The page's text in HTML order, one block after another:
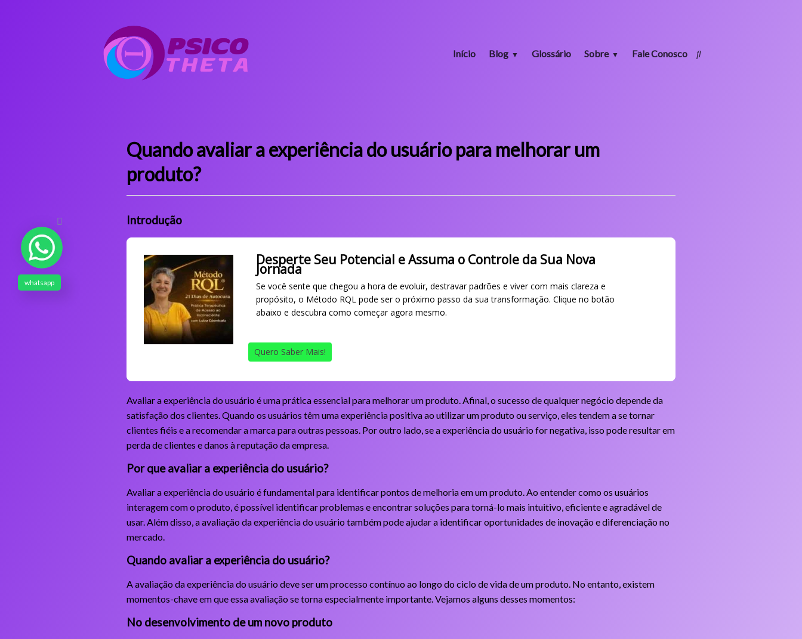
Início Blog Glossário Sobre Fale Conosco
Quando avaliar a experiência do usuário para melhorar um
produto?
Introdução
Desperte Seu Potencial e Assuma o Controle da Sua Nova
Jornada
Se você sente que chegou a hora de evoluir, destravar padrões e viver com mais clareza e
propósito, o Método RQL pode ser o próximo passo da sua transformação. Clique no botão
abaixo e descubra como começar agora mesmo.
Quero Saber Mais!
Avaliar a experiência do usuário é uma prática essencial para melhorar um produto. Afinal, o sucesso de qualquer negócio depende da
satisfação dos clientes. Quando os usuários têm uma experiência positiva ao utilizar um produto ou serviço, eles tendem a se tornar
clientes fiéis e a recomendar a marca para outras pessoas. Por outro lado, se a experiência do usuário for negativa, isso pode resultar em
perda de clientes e danos à reputação da empresa.
Por que avaliar a experiência do usuário?
Avaliar a experiência do usuário é fundamental para identificar pontos de melhoria em um produto. Ao entender como os usuários
interagem com o produto, é possível identificar problemas e encontrar soluções para torná-lo mais intuitivo, eficiente e agradável de
usar. Além disso, a avaliação da experiência do usuário também pode ajudar a identificar oportunidades de inovação e diferenciação no
mercado.
Quando avaliar a experiência do usuário?
A avaliação da experiência do usuário deve ser um processo contínuo ao longo do ciclo de vida de um produto. No entanto, existem
momentos-chave em que essa avaliação se torna especialmente importante. Vejamos alguns desses momentos:
No desenvolvimento de um novo produto
whatsapp